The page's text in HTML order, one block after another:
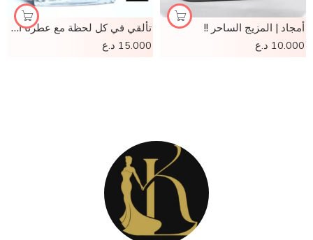
أمجاد | المزيج الساحر !!
10.000 د.ع
تألقي في كل لحظة مع عطرنا الساحر!
15.000 د.ع